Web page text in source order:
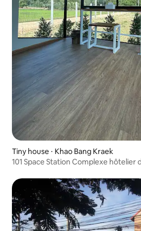
Tiny house ⋅ Khao Bang Kraek
101 Space Station Complexe hôtelier